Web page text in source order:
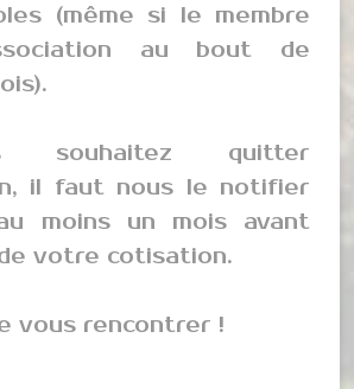
(même si le membre
au bout de
souhaitez quitter
il faut nous le notifier
moins un mois avant
votre cotisation.
vous rencontrer !